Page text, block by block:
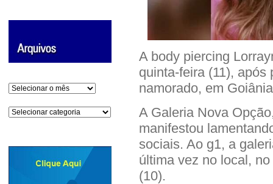
Arquivos
Categorias
A body piercing
quinta-feira (11),
namorado, em
A Galeria Nova
manifestou
sociais. Ao g1, a
última vez no local,
(10).